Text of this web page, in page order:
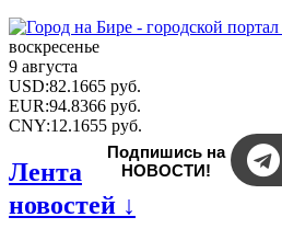
воскресенье
9 августа
USD:82.1665 руб.
EUR:94.8366 руб.
CNY:12.1655 руб.
Подпишись на
НОВОСТИ!
Лента
новостей ↓